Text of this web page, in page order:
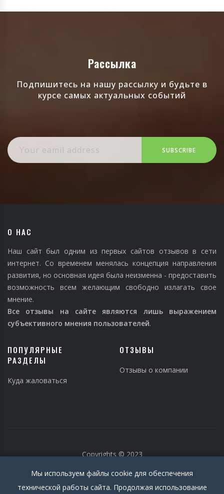
Рассылка
Подпишитесь на нашу рассылку и будьте в
курсе самых актуальных событий
SUBSCRIBE
О НАС
Наш сайт был одним из первых сайтов отзывов в сети
интернет. Со временем менялась концепция направления
развития, но основная идея была неизменна - предоставить
возможность всем желающим свободно излагать свое
мнение.
Все отзывы на сайте являются лишь выражением
субъективного мнения пользователей.
ПОПУЛЯРНЫЕ
РАЗДЕЛЫ
Куда жаловаться
ОТЗЫВЫ
Отзывы о компании
Copyrights © 2023
Мы используем файлы cookie для обеспечения
технической работы сайта. Продолжая использование